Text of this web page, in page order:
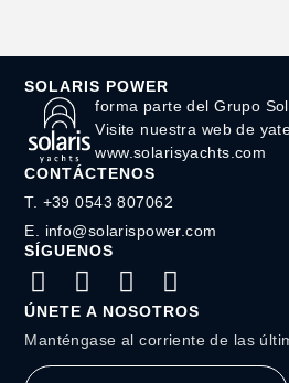
SOLARIS POWER
forma parte del Grupo
Visite nuestra web de
www.solarisyachts.com
CONTÁCTENOS
‭T. +39 0543 807062‬
E. info@solarispower.com
SÍGUENOS
ÚNETE A NOSOTROS
Manténgase al corriente de las